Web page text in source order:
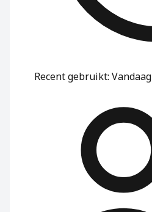
Recent gebruikt: Vandaag